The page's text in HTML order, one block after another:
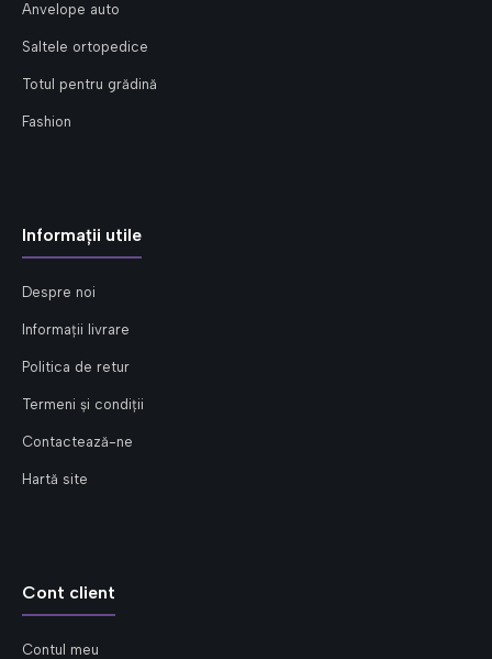
Anvelope auto
Saltele ortopedice
Totul pentru grădină
Fashion
Informații utile
Despre noi
Informații livrare
Politica de retur
Termeni și condiții
Contactează-ne
Hartă site
Cont client
Contul meu